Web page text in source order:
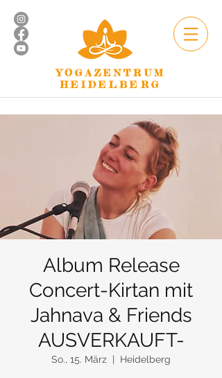
YOGAZENTRUM
HEIDELBERG
Album Release
Concert-Kirtan mit
Jahnava & Friends
AUSVERKAUFT-
So., 15. März Heidelberg